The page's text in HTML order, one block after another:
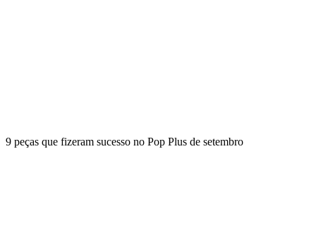
9 peças que fizeram sucesso no Pop Plus de setembro